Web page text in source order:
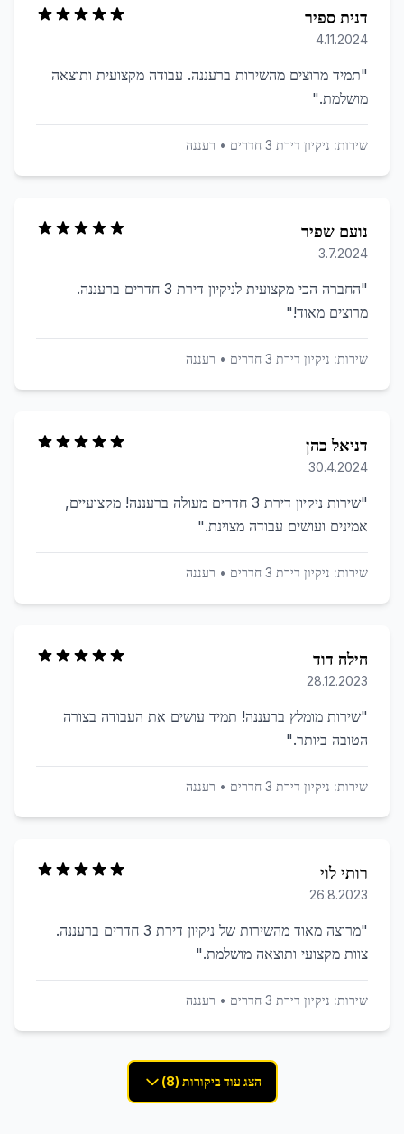
דנית ספיר
4.11.2024
"תמיד מרוצים מהשירות ברעננה. עבודה מקצועית ותוצאה
מושלמת."
שירות: ניקיון דירת 3 חדרים • רעננה
נועם שפיר
3.7.2024
"
החברה הכי מקצועית לניקיון דירת 3 חדרים ברעננה.
מרוצים מאוד!"
שירות: ניקיון דירת 3 חדרים • רעננה
דניאל כהן
30.4.2024
"
שירות ניקיון דירת 3 חדרים מעולה ברעננה! מקצועיים,
אמינים ועושים עבודה מצוינת."
שירות: ניקיון דירת 3 חדרים • רעננה
הילה דוד
28.12.2023
"שירות מומלץ ברעננה! תמיד עושים את העבודה בצורה
הטובה ביותר."
שירות: ניקיון דירת 3 חדרים • רעננה
רותי לוי
26.8.2023
"
מרוצה מאוד מהשירות של ניקיון דירת 3 חדרים ברעננה.
צוות מקצועי ותוצאה מושלמת."
שירות: ניקיון דירת 3 חדרים • רעננה
הצג עוד ביקורות (8)